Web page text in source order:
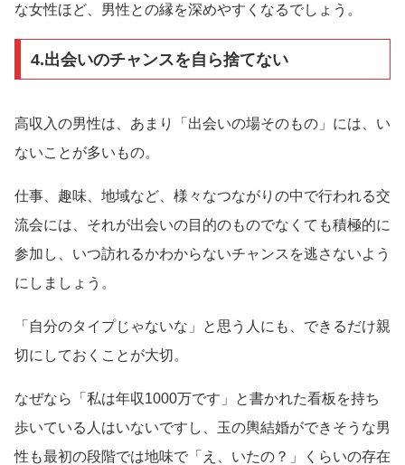
な女性ほど、男性との縁を深めやすくなるでしょう。
4.出会いのチャンスを自ら捨てない
高収入の男性は、あまり「出会いの場そのもの」には、い
ないことが多いもの。
仕事、趣味、地域など、様々なつながりの中で行われる交
流会には、それが出会いの目的のものでなくても積極的に
参加し、いつ訪れるかわからないチャンスを逃さないよう
にしましょう。
「自分のタイプじゃないな」と思う人にも、できるだけ親
切にしておくことが大切。
なぜなら「私は年収1000万です」と書かれた看板を持ち
歩いている人はいないですし、玉の輿結婚ができそうな男
性も最初の段階では地味で「え、いたの？」くらいの存在